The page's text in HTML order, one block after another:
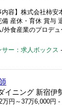
内容】株式会社柿
備 産休・育休 賞与
/外食産業のプロデ
サー：求人ボックス -
イニング 新宿伊
万円～37万6,000円 -